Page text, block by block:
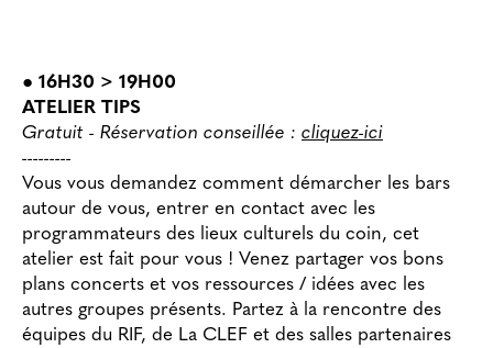
● 16H30 > 19H00
ATELIER TIPS
Gratuit - Réservation conseillée : cliquez-ici
---------
Vous vous demandez comment démarcher les bars
autour de vous, entrer en contact avec les
programmateurs des lieux culturels du coin, cet
atelier est fait pour vous ! Venez partager vos bons
plans concerts et vos ressources / idées avec les
autres groupes présents. Partez à la rencontre des
équipes du RIF, de La CLEF et des salles partenaires